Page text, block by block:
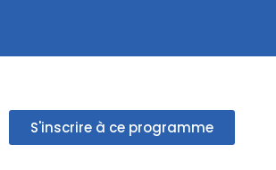
S'inscrire à ce programme